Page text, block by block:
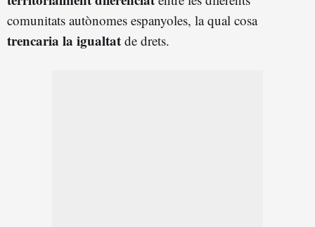
comunitats autònomes espanyoles, la qual cosa
trencaria la igualtat de drets.